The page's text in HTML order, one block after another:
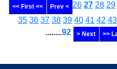
<< First << Prev < 26 27 28 29
35 36 37 38 39 40 41 42 43
........92 > Next >>